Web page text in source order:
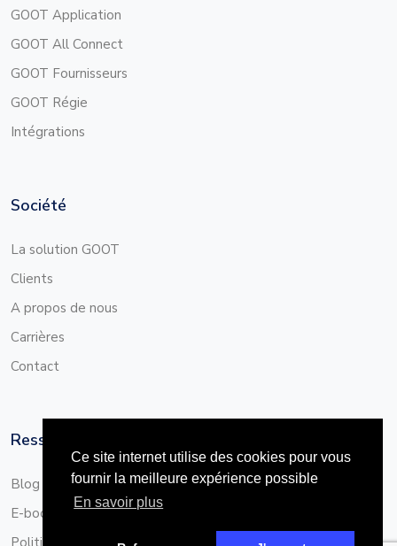
Ce site internet utilise des cookies pour vous
fournir la meilleure expérience possible
En savoir plus
GOOT Application
GOOT All Connect
GOOT Fournisseurs
GOOT Régie
Intégrations
Société
La solution GOOT
Clients
A propos de nous
Carrières
Contact
Ressources
Blog
E-books
Politique de confidentialité